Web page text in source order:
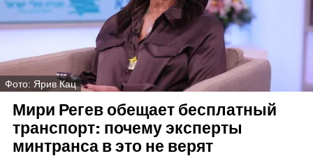
Фото: Ярив Кац
Мири Регев обещает бесплатный
транспорт: почему эксперты
минтранса в это не верят